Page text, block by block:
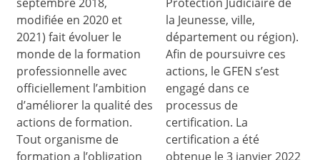
modifiée en 2020 et
2021) fait évoluer le
monde de la formation
professionnelle avec
officiellement l’ambition
d’améliorer la qualité des
actions de formation.
Tout organisme de
formation a l’obligation
la Jeunesse, ville,
département ou région).
Afin de poursuivre ces
actions, le GFEN s’est
engagé dans ce
processus de
certification. La
certification a été
obtenue le 3 janvier 2022